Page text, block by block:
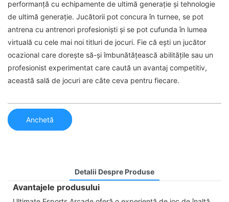
performanță cu echipamente de ultimă generație și tehnologie
de ultimă generație. Jucătorii pot concura în turnee, se pot
antrena cu antrenori profesioniști și se pot cufunda în lumea
virtuală cu cele mai noi titluri de jocuri. Fie că ești un jucător
ocazional care dorește să-și îmbunătățească abilitățile sau un
profesionist experimentat care caută un avantaj competitiv,
această sală de jocuri are câte ceva pentru fiecare.
Anchetă
Detalii Despre Produse
Avantajele produsului